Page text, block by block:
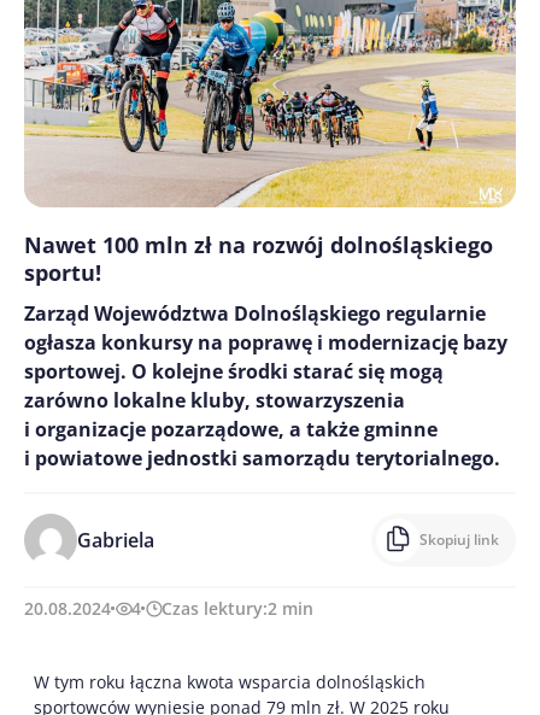
Nawet 100 mln zł na rozwój dolnośląskiego
sportu!
Zarząd Województwa Dolnośląskiego regularnie
ogłasza konkursy na poprawę i modernizację bazy
sportowej. O kolejne środki starać się mogą
zarówno lokalne kluby, stowarzyszenia
i organizacje pozarządowe, a także gminne
i powiatowe jednostki samorządu terytorialnego.
Gabriela Skopiuj link
20.08.2024 4 Czas lektury:2 min
W tym roku łączna kwota wsparcia dolnośląskich
sportowców wyniesie ponad 79 mln zł. W 2025 roku